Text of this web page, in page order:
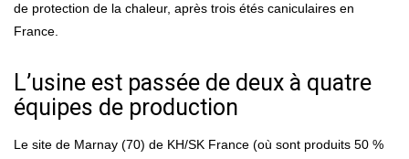
de protection de la chaleur, après trois étés caniculaires en
France.
L’usine est passée de deux à quatre
équipes de production
Le site de Marnay (70) de KH/SK France (où sont produits 50 %